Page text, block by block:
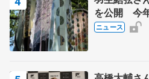
を公開 今
の瑞鳳殿
ニュース